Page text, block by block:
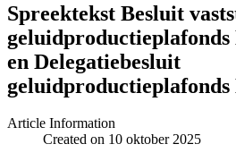
Spreektekst Besluit
en Delegatiebesluit
Article Information
Created on 10 oktober 2025